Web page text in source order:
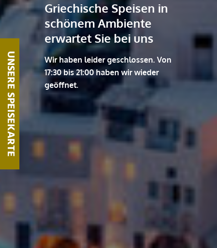
Griechische Speisen in
schönem Ambiente
erwartet Sie bei uns
Wir haben leider geschlossen. Von
17:30 bis 21:00 haben wir wieder
geöffnet.
UNSERE SPEISEKARTE